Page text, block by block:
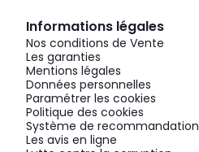
Informations légales
Nos conditions de Vente
Les garanties
Mentions légales
Données personnelles
Paramétrer les cookies
Politique des cookies
Système de recommandation
Les avis en ligne